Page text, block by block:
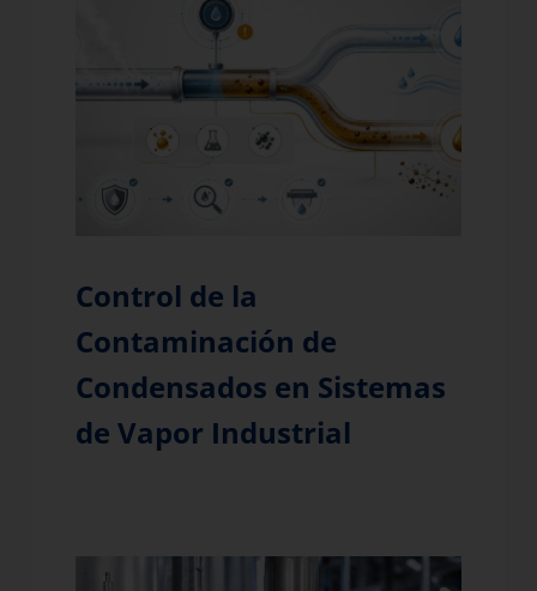
Control de la
Contaminación de
Condensados en Sistemas
de Vapor Industrial